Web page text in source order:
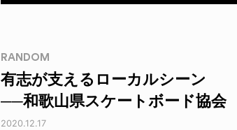
RANDOM
有志が支えるローカルシーン
──和歌山県スケートボード協会
2020.12.17